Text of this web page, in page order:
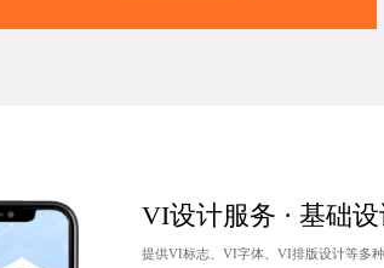
VI设计服务 · 基础
提供VI标志、VI字体、VI排版设计等多